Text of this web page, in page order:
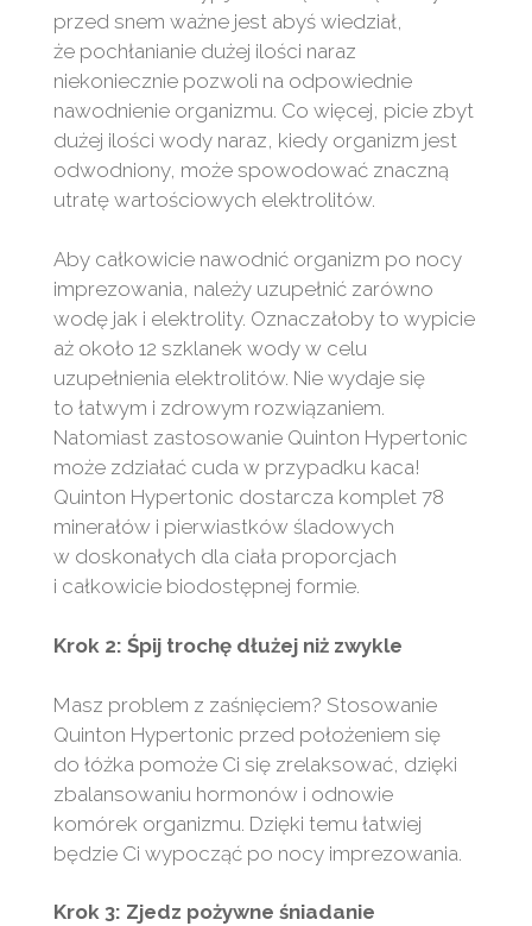
przed snem ważne jest abyś wiedział,
że pochłanianie dużej ilości naraz
niekoniecznie pozwoli na odpowiednie
nawodnienie organizmu. Co więcej, picie zbyt
dużej ilości wody naraz, kiedy organizm jest
odwodniony, może spowodować znaczną
utratę wartościowych elektrolitów.
Aby całkowicie nawodnić organizm po nocy
imprezowania, należy uzupełnić zarówno
wodę jak i elektrolity. Oznaczałoby to wypicie
aż około 12 szklanek wody w celu
uzupełnienia elektrolitów. Nie wydaje się
to łatwym i zdrowym rozwiązaniem.
Natomiast zastosowanie Quinton Hypertonic
może zdziałać cuda w przypadku kaca!
Quinton Hypertonic dostarcza komplet 78
minerałów i pierwiastków śladowych
w doskonałych dla ciała proporcjach
i całkowicie biodostępnej formie.
Krok 2: Śpij trochę dłużej niż zwykle
Masz problem z zaśnięciem? Stosowanie
Quinton Hypertonic przed położeniem się
do łóżka pomoże Ci się zrelaksować, dzięki
zbalansowaniu hormonów i odnowie
komórek organizmu. Dzięki temu łatwiej
będzie Ci wypocząć po nocy imprezowania.
Krok 3: Zjedz pożywne śniadanie